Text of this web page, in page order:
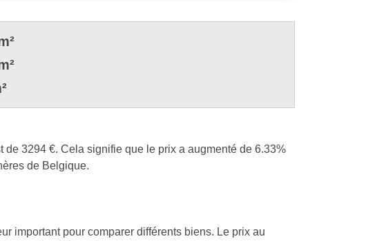
3294 €. Cela signifie que le prix a augmenté de 6.33%
de Belgique.
important pour comparer différents biens. Le prix au